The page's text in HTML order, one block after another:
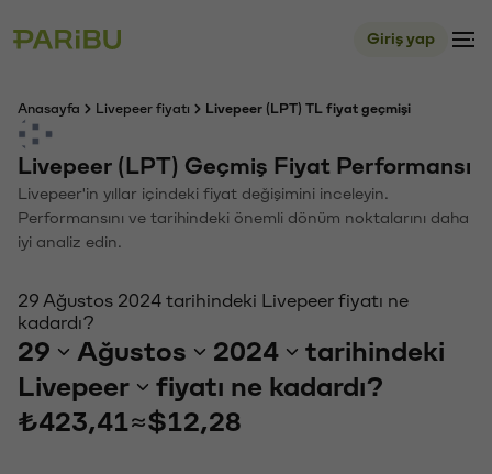
Giriş yap
Anasayfa Livepeer fiyatı Livepeer (LPT) TL fiyat geçmişi
Livepeer (LPT) Geçmiş Fiyat Performansı
Livepeer'in yıllar içindeki fiyat değişimini inceleyin.
Performansını ve tarihindeki önemli dönüm noktalarını daha
iyi analiz edin.
29 Ağustos 2024 tarihindeki Livepeer fiyatı ne
kadardı?
29 Ağustos 2024
tarihindeki
Livepeer
fiyatı ne kadardı?
₺423,41≈$12,28